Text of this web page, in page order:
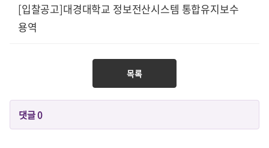
[입찰공고]대경대학교 정보전산시스템 통합유지보수
용역
목록
댓글0